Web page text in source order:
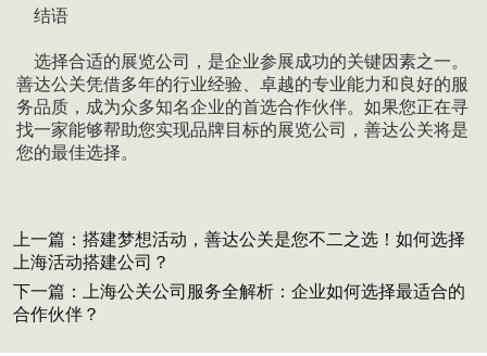
结语
选择合适的展览公司，是企业参展成功的关键因素之一。
善达公关凭借多年的行业经验、卓越的专业能力和良好的服
务品质，成为众多知名企业的首选合作伙伴。如果您正在寻
找一家能够帮助您实现品牌目标的展览公司，善达公关将是
您的最佳选择。
上一篇： 搭建梦想活动，善达公关是您不二之选！如何选择
上海活动搭建公司？
下一篇： 上海公关公司服务全解析：企业如何选择最适合的
合作伙伴？